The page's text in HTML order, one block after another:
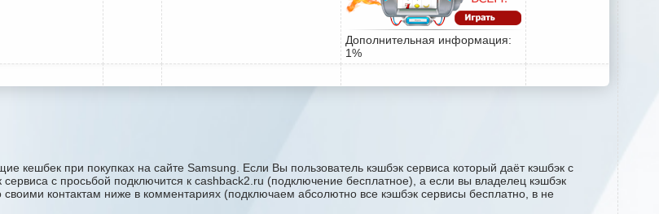
Дополнительная информация:
1%
кешбек при покупках на сайте Samsung. Если Вы пользователь кэшбэк сервиса который даёт кэшбэк с
с проcьбой подключится к cashback2.ru (подключение бесплатное), а если вы владелец кэшбэк
своими контактам ниже в комментариях (подключаем абсолютно все кэшбэк сервисы бесплатно, в не